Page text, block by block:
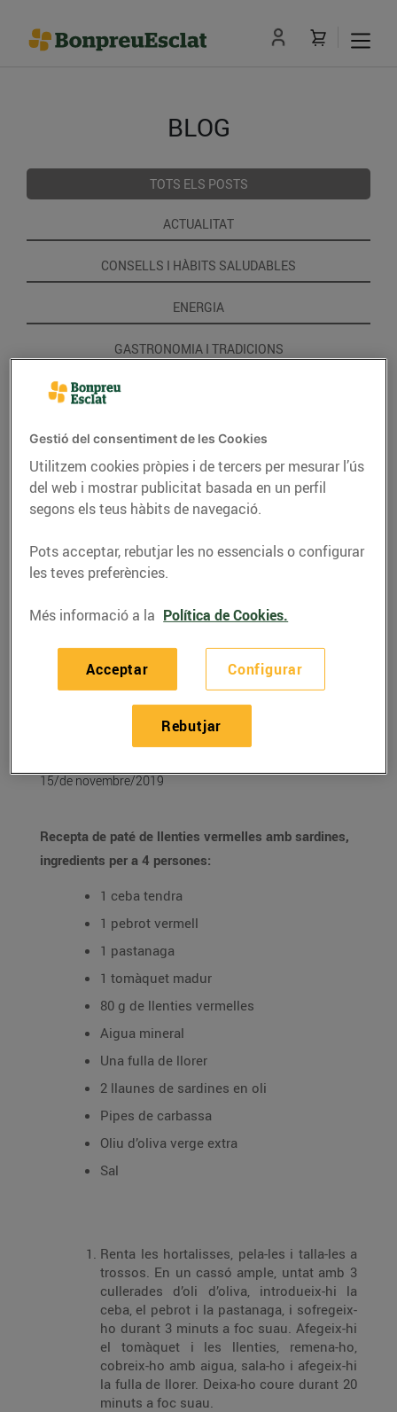
BLOG
TOTS ELS POSTS
ACTUALITAT
CONSELLS I HÀBITS SALUDABLES
ENERGIA
GASTRONOMIA I TRADICIONS
RECEPTES
Recepta de paté de
llenties vermelles amb
sardines
15/de novembre/2019
Recepta de paté de llenties vermelles amb sardines,
ingredients per a 4 persones:
1 ceba tendra
1 pebrot vermell
1 pastanaga
1 tomàquet madur
80 g de llenties vermelles
Aigua mineral
Una fulla de llorer
2 llaunes de sardines en oli
Pipes de carbassa
Oliu d’oliva verge extra
Sal
Renta les hortalisses, pela-les i talla-les a
trossos. En un cassó ample, untat amb 3
cullerades d’oli d’oliva, introdueix-hi la
ceba, el pebrot i la pastanaga, i sofregeix-
ho durant 3 minuts a foc suau. Afegeix-hi
el tomàquet i les llenties, remena-ho,
cobreix-ho amb aigua, sala-ho i afegeix-hi
la fulla de llorer. Deixa-ho coure durant 20
minuts a foc suau.
Gestió del consentiment de les Cookies
Utilitzem cookies pròpies i de tercers per mesurar l’ús
del web i mostrar publicitat basada en un perfil
segons els teus hàbits de navegació.
Pots acceptar, rebutjar les no essencials o configurar
les teves preferències.
Més informació a la Política de Cookies.
Configurar
Rebutjar
Acceptar